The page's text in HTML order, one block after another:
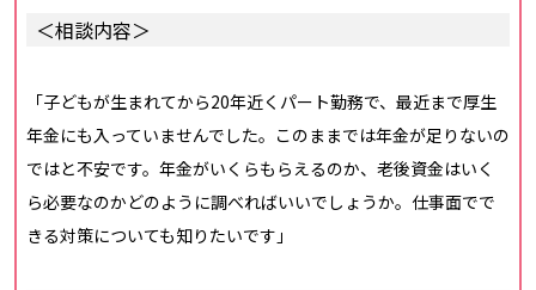
＜相談内容＞
「子どもが生まれてから20年近くパート勤務で、最近まで厚生
年金にも入っていませんでした。このままでは年金が足りないの
ではと不安です。年金がいくらもらえるのか、老後資金はいく
ら必要なのかどのように調べればいいでしょうか。仕事面でで
きる対策についても知りたいです」